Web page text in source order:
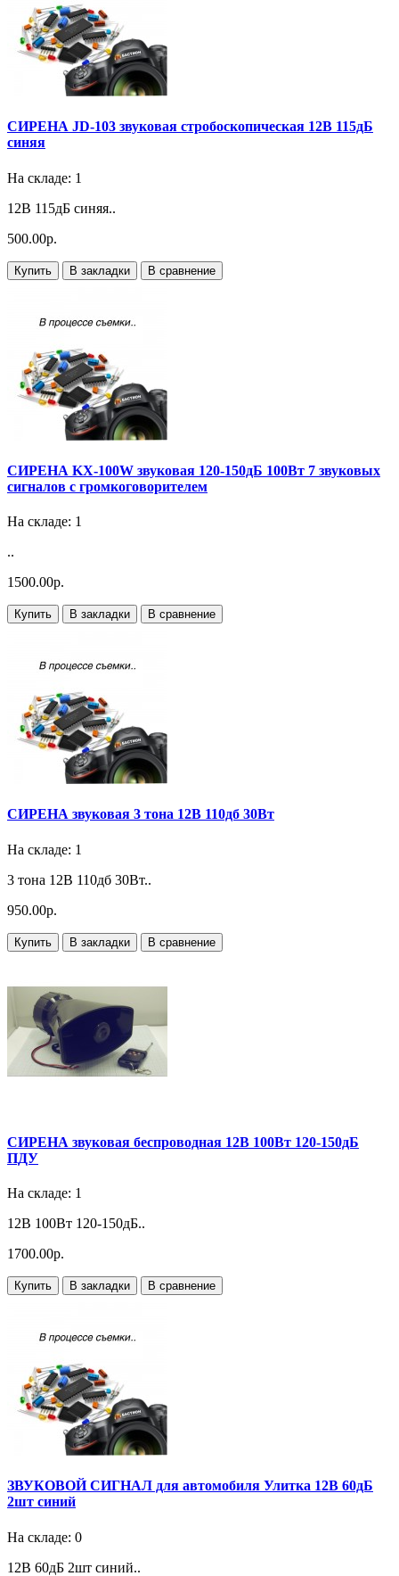
СИРЕНА JD-103 звуковая стробоскопическая 12В 115дБ
синяя
На складе: 1
12В 115дБ синяя..
500.00р.
Купить В закладки В сравнение
СИРЕНА KX-100W звуковая 120-150дБ 100Вт 7 звуковых
сигналов с громкоговорителем
На складе: 1
..
1500.00р.
Купить В закладки В сравнение
СИРЕНА звуковая 3 тона 12В 110дб 30Вт
На складе: 1
3 тона 12В 110дб 30Вт..
950.00р.
Купить В закладки В сравнение
СИРЕНА звуковая беспроводная 12В 100Вт 120-150дБ
ПДУ
На складе: 1
12В 100Вт 120-150дБ..
1700.00р.
Купить В закладки В сравнение
ЗВУКОВОЙ СИГНАЛ для автомобиля Улитка 12В 60дБ
2шт синий
На складе: 0
12В 60дБ 2шт синий..